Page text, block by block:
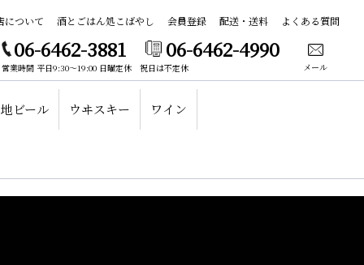
について 酒とごはん処こばやし 会員登録 配送・送料 よくある質問
06-6462-3881
営業時間 平日9:30～19:00 日曜定休 祝日は不定休
06-6462-4990
メール
地ビール ウヰスキー ワイン